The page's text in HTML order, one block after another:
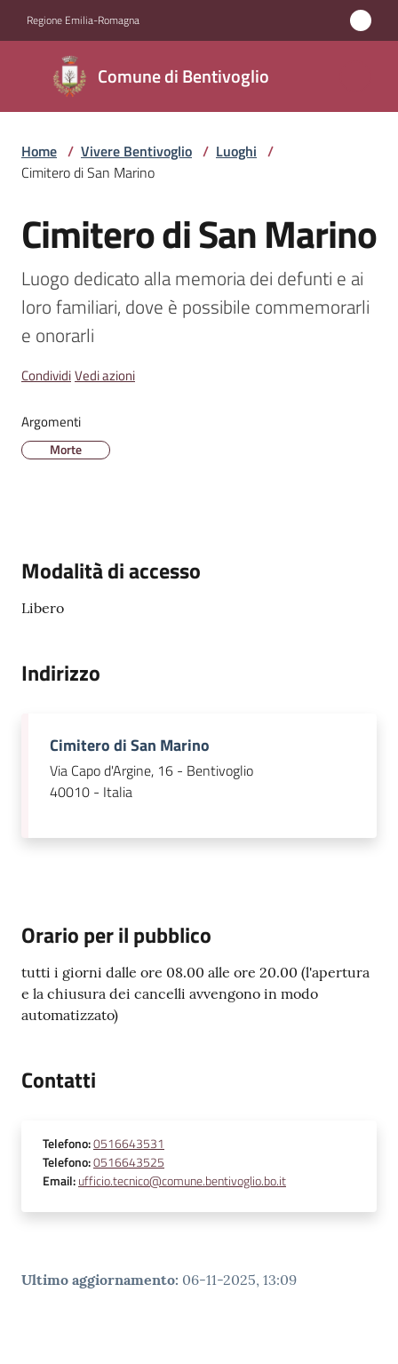
Regione Emilia-Romagna
Comune di Bentivoglio
Comune di
Bentivoglio
Amministrazione
Vivere
Bentivoglio
Menu selezionato
Amministrazione
Trasparente
o
r
t
o
Tutti
gli
argomenti...
su
Home / Vivere Bentivoglio / Luoghi /
Cimitero di San Marino
Salta al contenuto
Cimitero di San Marino
Luogo dedicato alla memoria dei defunti e ai
loro familiari, dove è possibile commemorarli
e onorarli
CondividiVedi azioni
Argomenti
Morte
Modalità di accesso
Libero
Indirizzo
Cimitero di San Marino
Via Capo d'Argine, 16 - Bentivoglio
40010 - Italia
Orario per il pubblico
tutti i giorni dalle ore 08.00 alle ore 20.00 (l'apertura
e la chiusura dei cancelli avvengono in modo
automatizzato)
Contatti
Telefono:0516643531
Telefono:0516643525
Email:ufficio.tecnico@comune.bentivoglio.bo.it
Ultimo aggiornamento: 06-11-2025, 13:09